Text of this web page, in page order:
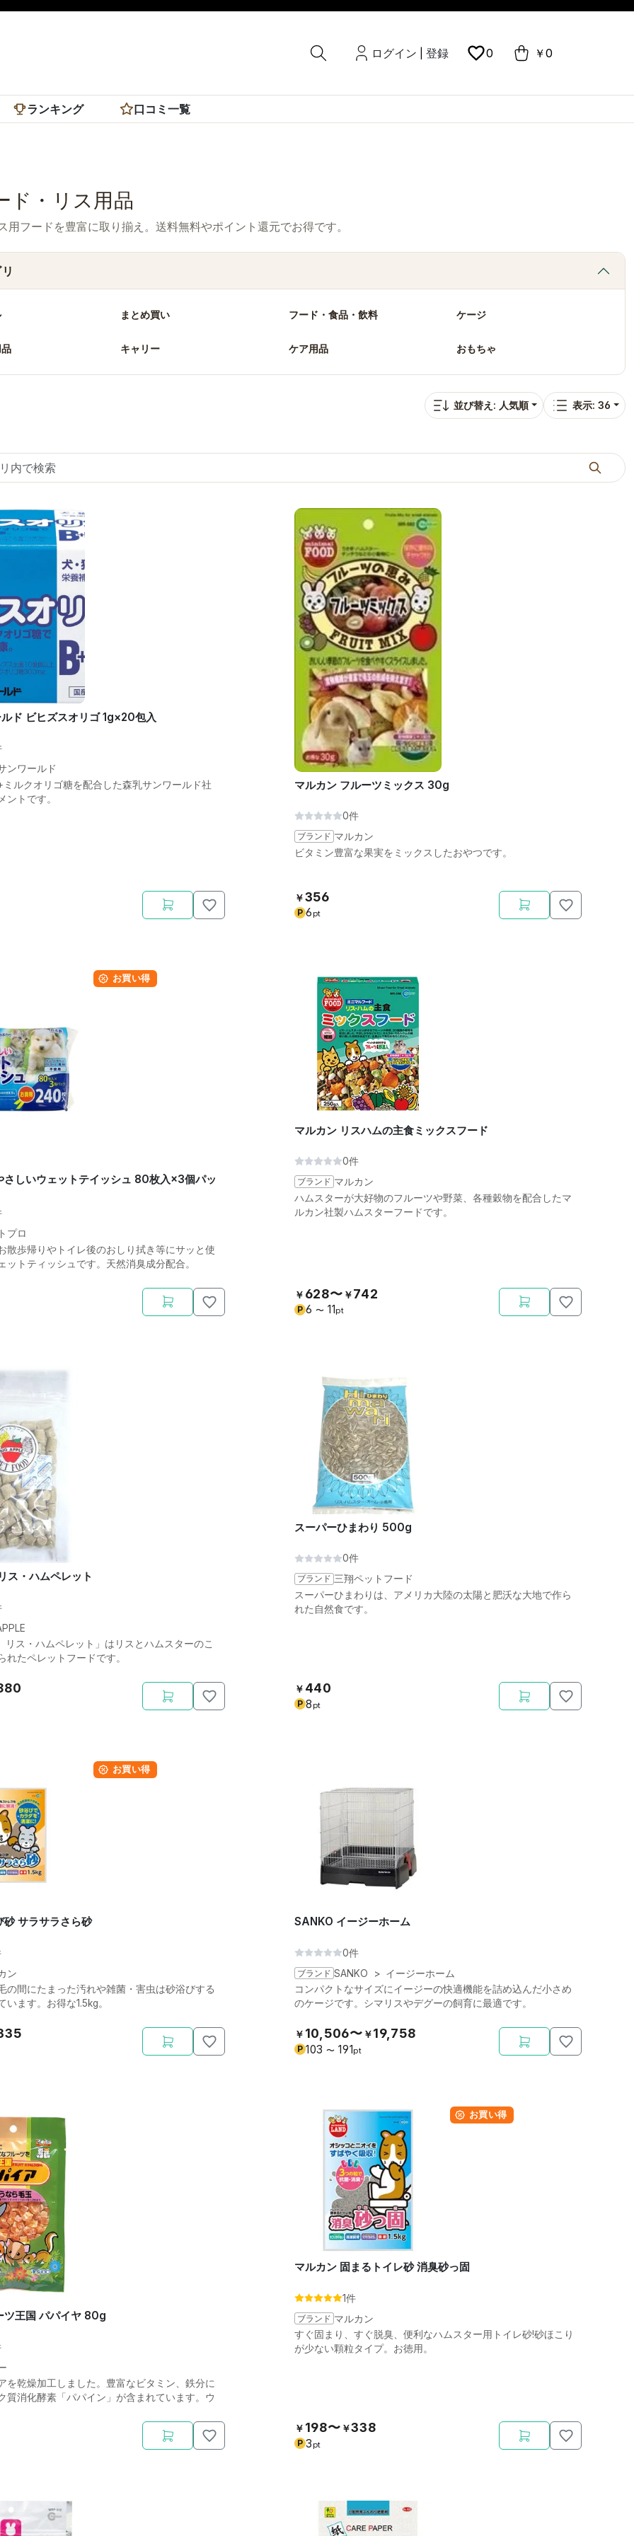
ログイン 登録 0 ￥0
ランキング 口コミ一覧
ド・リス用品
用フードを豊富に取り揃え。送料無料やポイント還元でお得です。
まとめ買い フード・食品・飲料 ケージ
キャリー ケア用品 おもちゃ
並び替え: 人気順 表示: 36
ド ビヒズスオリゴ 1g×20包入
ンワールド
ルクオリゴ糖を配合した森乳サンワールド社
ントです。
マルカン フルーツミックス 30g
0件
ブランド マルカン
ビタミン豊富な果実をミックスしたおやつです。
￥356
P 6 pt
お買い得
さしいウェットテイッシュ 80枚入×3個パッ
プロ
散歩帰りやトイレ後のおしり拭き等にサッと使
ットティッシュです。天然消臭成分配合。
マルカン リスハムの主食ミックスフード
0件
ブランド マルカン
ハムスターが大好物のフルーツや野菜、各種穀物を配合したマ
ルカン社製ハムスターフードです。
￥ 628〜 ￥742
P 6 〜 11 pt
ス・ハムペレット
ス・ハムペレット」はリスとハムスターのこ
れたペレットフードです。
スーパーひまわり 500g
0件
ブランド 三翔ペットフード
スーパーひまわりは、アメリカ大陸の太陽と肥沃な大地で作ら
れた自然食です。
￥ 440
P 8 pt
お買い得
砂 サラサラさら砂
ン
の間にたまった汚れや雑菌・害虫は砂浴びする
います。お得な1.5kg。
SANKO イージーホーム
0件
ブランド SANKO > イージーホーム
コンパクトなサイズにイージーの快適機能を詰め込んだ小さめ
のケージです。シマリスやデグーの飼育に最適です。
￥ 10,506〜 ￥19,758
P 103 〜 191pt
ツ王国 パパイヤ 80g
を乾燥加工しました。豊富なビタミン、鉄分に
質消化酵素「パパイン」が含まれています。ウ
お買い得
マルカン 固まるトイレ砂 消臭砂っ固
1件
ブランド マルカン
すぐ固まり、すぐ脱臭、便利なハムスター用トイレ砂!砂ほこり
が少ない顆粒タイプ。お徳用。
￥ 198〜 ￥338
P 3 pt